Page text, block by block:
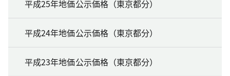
平成25年地価公示価格（東京都分）
平成24年地価公示価格（東京都分）
平成23年地価公示価格（東京都分）